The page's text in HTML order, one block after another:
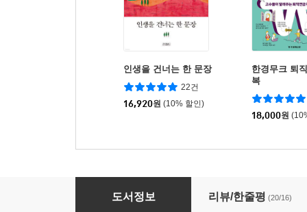
인생을 건너는 한 문장
22건
16,920원 (10% 할인)
한경무크 퇴
복
18,000원
오십, 인생의 재발견
도서정보 리뷰/한줄평 (20/16)